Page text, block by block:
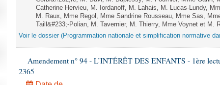
Catherine Hervieu, M. Iordanoff, M. Lahais, M. Lucas-Lundy,
M. Raux, Mme Regol, Mme Sandrine Rousseau, Mme Sas,
Taill&#233;-Polian, M. Tavernier, M. Thierry, Mme Voynet et M.
Voir le dossier (Programmation nationale et simplification normative
Amendement n° 94 - L’INTÉRÊT DES ENFANTS - 1ère
2365